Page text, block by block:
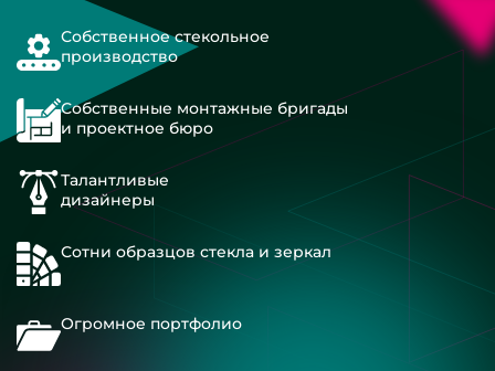
Собственное стекольное
производство
Собственные монтажные бригады
и проектное бюро
Талантливые
дизайнеры
Сотни образцов стекла и зеркал
Огромное портфолио